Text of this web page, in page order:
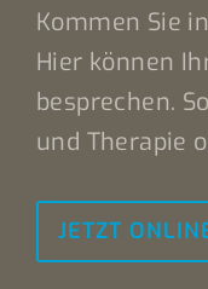
Kommen Sie
Hier können
besprechen.
und Therapie
JETZT